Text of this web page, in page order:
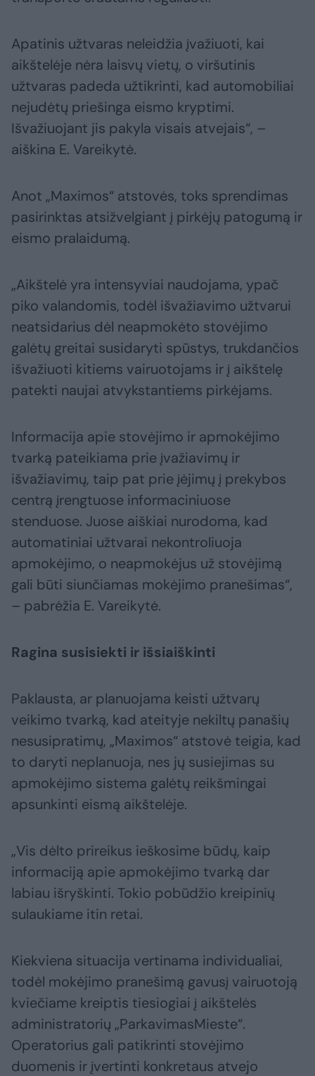
Apatinis užtvaras neleidžia įvažiuoti, kai
aikštelėje nėra laisvų vietų, o viršutinis
užtvaras padeda užtikrinti, kad automobiliai
nejudėtų priešinga eismo kryptimi.
Išvažiuojant jis pakyla visais atvejais“, –
aiškina E. Vareikytė.
Anot „Maximos“ atstovės, toks sprendimas
pasirinktas atsižvelgiant į pirkėjų patogumą ir
eismo pralaidumą.
„Aikštelė yra intensyviai naudojama, ypač
piko valandomis, todėl išvažiavimo užtvarui
neatsidarius dėl neapmokėto stovėjimo
galėtų greitai susidaryti spūstys, trukdančios
išvažiuoti kitiems vairuotojams ir į aikštelę
patekti naujai atvykstantiems pirkėjams.
Informacija apie stovėjimo ir apmokėjimo
tvarką pateikiama prie įvažiavimų ir
išvažiavimų, taip pat prie įėjimų į prekybos
centrą įrengtuose informaciniuose
stenduose. Juose aiškiai nurodoma, kad
automatiniai užtvarai nekontroliuoja
apmokėjimo, o neapmokėjus už stovėjimą
gali būti siunčiamas mokėjimo pranešimas“,
– pabrėžia E. Vareikytė.
Ragina susisiekti ir išsiaiškinti
Paklausta, ar planuojama keisti užtvarų
veikimo tvarką, kad ateityje nekiltų panašių
nesusipratimų, „Maximos“ atstovė teigia, kad
to daryti neplanuoja, nes jų susiejimas su
apmokėjimo sistema galėtų reikšmingai
apsunkinti eismą aikštelėje.
„Vis dėlto prireikus ieškosime būdų, kaip
informaciją apie apmokėjimo tvarką dar
labiau išryškinti. Tokio pobūdžio kreipinių
sulaukiame itin retai.
Kiekviena situacija vertinama individualiai,
todėl mokėjimo pranešimą gavusį vairuotoją
kviečiame kreiptis tiesiogiai į aikštelės
administratorių „ParkavimasMieste“.
Operatorius gali patikrinti stovėjimo
duomenis ir įvertinti konkretaus atvejo